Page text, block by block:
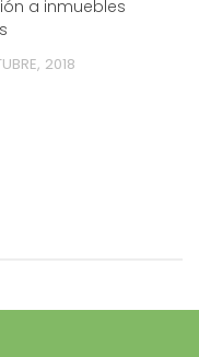
a inmuebles
2018